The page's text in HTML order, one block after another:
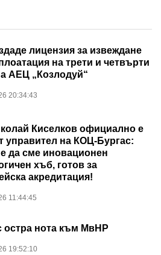
лицензия за извеждане
на трети и четвърти
АЕЦ „Козлодуй“
20:34:43
Киселков официално е
управител на КОЦ-Бургас:
е да сме иновационен
хъб, готов за
акредитация!
11:44:45
остра нота към МвНР
19:52:10